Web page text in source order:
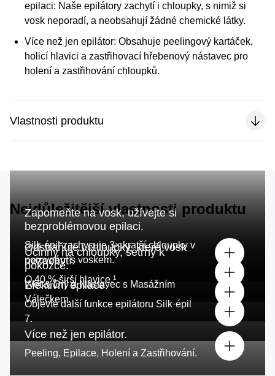
epilaci: Naše epilátory zachytí i chloupky, s nimiž si
vosk neporadí, a neobsahují žádné chemické látky.
Více než jen epilátor: Obsahuje peelingový kartáček,
holicí hlavici a zastřihovací hřebenový nástavec pro
holení a zastřihování chloupků.
Vlastnosti produktu
Nejdůležitější vlastnosti produktu
Zapomeňte na vosk, užívejte si
bezproblémovou epilaci.
Silk·épil zachycuje 3× kratší chloupky v
porovnání s voskem.
Odstraňuje i chloupky, které vosk
nezachytí.
O 40 % širší hlavice.¹
Účinný na chloupky, šetrný k
pokožce.
Wet & Dry a Nástavec s Masážním
Válečkem.
Efektivní epilace.
Objevte další funkce epilátoru Silk·épil
7.
Více než jen epilátor.
Peeling, Epilace, Holení a Zastřihování.